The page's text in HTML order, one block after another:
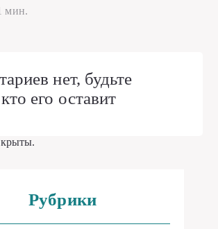
мин.
нет, будьте
его оставит
Рубрики